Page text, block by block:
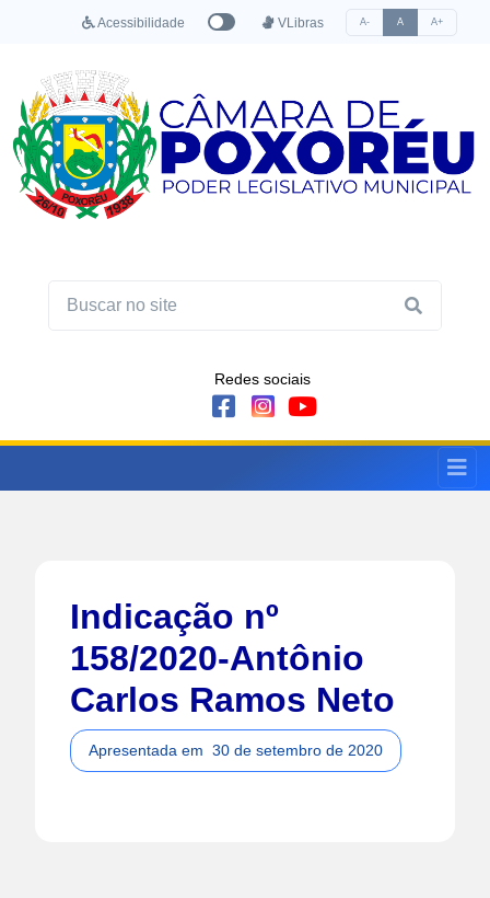
Acessibilidade VLibras A- A A+
Redes sociais
Indicação nº
158/2020-Antônio
Carlos Ramos Neto
Apresentada em 30 de setembro de 2020